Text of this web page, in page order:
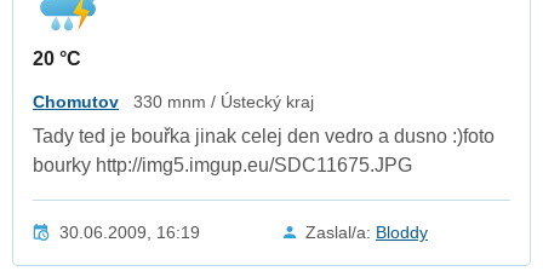
20 °C
Chomutov 330 mnm / Ústecký kraj
Tady ted je bouřka jinak celej den vedro a dusno :)foto
bourky http://img5.imgup.eu/SDC11675.JPG
30.06.2009, 16:19 Zaslal/a: Bloddy